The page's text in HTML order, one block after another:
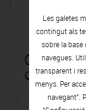
Obres
Les galetes
contingut als
sobre la base
navegues.
transparent i
menys. Per
navegant".